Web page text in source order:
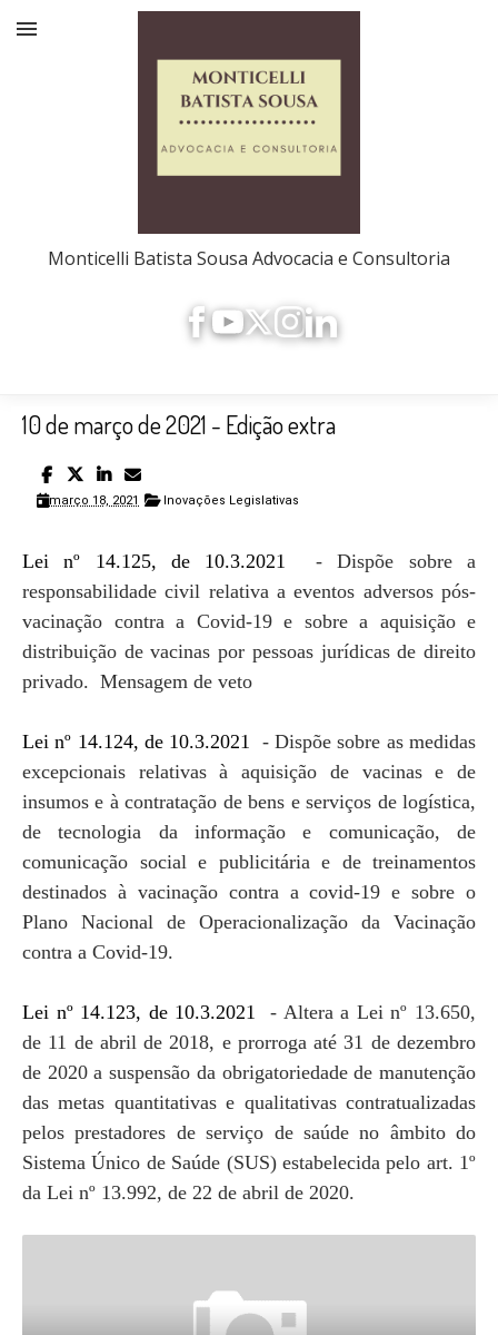
Monticelli Batista Sousa Advocacia e Consultoria
10 de março de 2021 - Edição extra
março 18, 2021 Inovações Legislativas
Lei nº 14.125, de 10.3.2021 - Dispõe sobre a
responsabilidade civil relativa a eventos adversos pós-
vacinação contra a Covid-19 e sobre a aquisição e
distribuição de vacinas por pessoas jurídicas de direito
privado. Mensagem de veto
Lei nº 14.124, de 10.3.2021 - Dispõe sobre as medidas
excepcionais relativas à aquisição de vacinas e de
insumos e à contratação de bens e serviços de logística,
de tecnologia da informação e comunicação, de
comunicação social e publicitária e de treinamentos
destinados à vacinação contra a covid-19 e sobre o
Plano Nacional de Operacionalização da Vacinação
contra a Covid-19.
Lei nº 14.123, de 10.3.2021 - Altera a Lei nº 13.650,
de 11 de abril de 2018, e prorroga até 31 de dezembro
de 2020 a suspensão da obrigatoriedade de manutenção
das metas quantitativas e qualitativas contratualizadas
pelos prestadores de serviço de saúde no âmbito do
Sistema Único de Saúde (SUS) estabelecida pelo art. 1º
da Lei nº 13.992, de 22 de abril de 2020.